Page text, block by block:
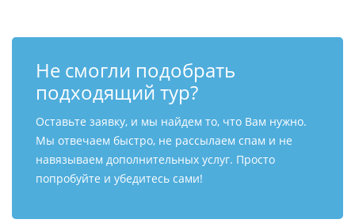
Не смогли подобрать
подходящий тур?
Оставьте заявку, и мы найдем то, что Вам нужно.
Мы отвечаем быстро, не рассылаем спам и не
навязываем дополнительных услуг. Просто
попробуйте и убедитесь сами!